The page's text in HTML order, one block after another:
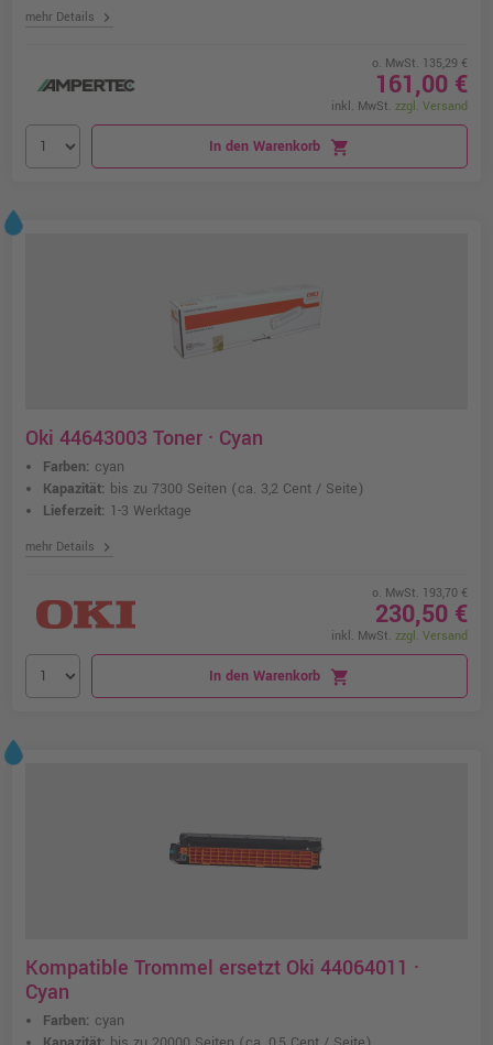
mehr Details chevron_right
o. MwSt. 135,29 €
161,00 €
inkl. MwSt. zzgl. Versand
In den Warenkorb shopping_cart
Oki 44643003 Toner · Cyan
Farben: cyan
Kapazität: bis zu 7300 Seiten (ca. 3,2 Cent / Seite)
Lieferzeit: 1-3 Werktage
mehr Details chevron_right
o. MwSt. 193,70 €
230,50 €
inkl. MwSt. zzgl. Versand
In den Warenkorb shopping_cart
Kompatible Trommel ersetzt Oki 44064011 ·
Cyan
Farben: cyan